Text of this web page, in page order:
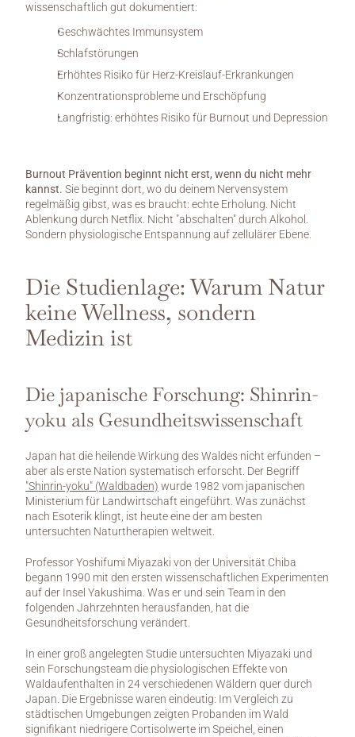
wissenschaftlich gut dokumentiert:
Geschwächtes Immunsystem
Schlafstörungen
Erhöhtes Risiko für Herz-Kreislauf-Erkrankungen
Konzentrationsprobleme und Erschöpfung
Langfristig: erhöhtes Risiko für Burnout und Depression
Burnout Prävention beginnt nicht erst, wenn du nicht mehr
kannst. Sie beginnt dort, wo du deinem Nervensystem
regelmäßig gibst, was es braucht: echte Erholung. Nicht
Ablenkung durch Netflix. Nicht "abschalten" durch Alkohol.
Sondern physiologische Entspannung auf zellulärer Ebene.
Die Studienlage: Warum Natur
keine Wellness, sondern
Medizin ist
Die japanische Forschung: Shinrin-
yoku als Gesundheitswissenschaft
Japan hat die heilende Wirkung des Waldes nicht erfunden –
"Shinrin-yoku" (Waldbaden) wurde 1982 vom japanischen
Ministerium für Landwirtschaft eingeführt. Was zunächst
nach Esoterik klingt, ist heute eine der am besten
untersuchten Naturtherapien weltweit.
Professor Yoshifumi Miyazaki von der Universität Chiba
begann 1990 mit den ersten wissenschaftlichen Experimenten
auf der Insel Yakushima. Was er und sein Team in den
folgenden Jahrzehnten herausfanden, hat die
Gesundheitsforschung verändert.
In einer groß angelegten Studie untersuchten Miyazaki und
sein Forschungsteam die physiologischen Effekte von
Waldaufenthalten in 24 verschiedenen Wäldern quer durch
Japan. Die Ergebnisse waren eindeutig: Im Vergleich zu
städtischen Umgebungen zeigten Probanden im Wald
signifikant niedrigere Cortisolwerte im Speichel, einen